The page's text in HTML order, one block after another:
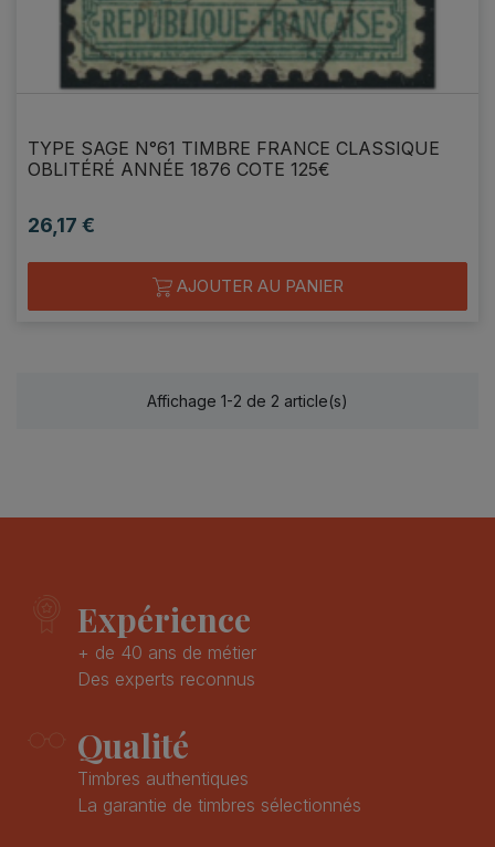
TYPE SAGE N°61 TIMBRE FRANCE CLASSIQUE
OBLITÉRÉ ANNÉE 1876 COTE 125€
Prix
26,17 €
AJOUTER AU PANIER
Affichage 1-2 de 2 article(s)
Expérience
+ de 40 ans de métier
Des experts reconnus
Qualité
Timbres authentiques
La garantie de timbres sélectionnés